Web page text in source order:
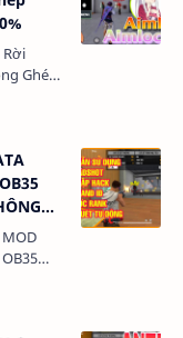
Ghép
OB35